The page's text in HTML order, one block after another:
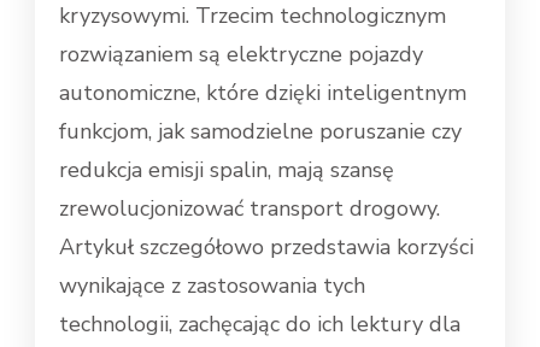
kryzysowymi. Trzecim technologicznym
rozwiązaniem są elektryczne pojazdy
autonomiczne, które dzięki inteligentnym
funkcjom, jak samodzielne poruszanie czy
redukcja emisji spalin, mają szansę
zrewolucjonizować transport drogowy.
Artykuł szczegółowo przedstawia korzyści
wynikające z zastosowania tych
technologii, zachęcając do ich lektury dla